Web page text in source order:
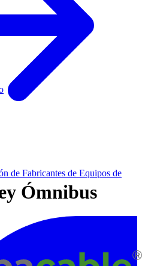
de Fabricantes de Equipos de
Ómnibus